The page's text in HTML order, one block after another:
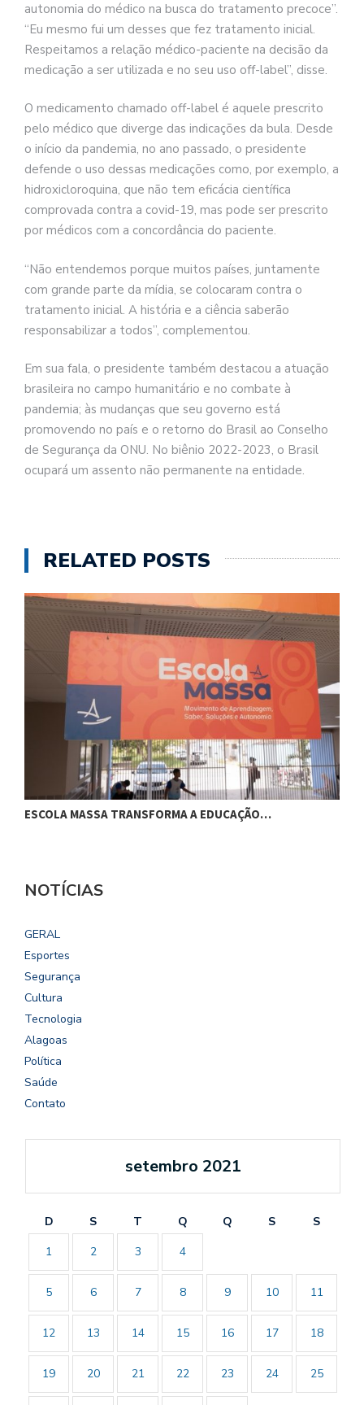
autonomia do médico na busca do tratamento precoce”.
“Eu mesmo fui um desses que fez tratamento inicial.
Respeitamos a relação médico-paciente na decisão da
medicação a ser utilizada e no seu uso off-label”, disse.
O medicamento chamado off-label é aquele prescrito
pelo médico que diverge das indicações da bula. Desde
o início da pandemia, no ano passado, o presidente
defende o uso dessas medicações como, por exemplo, a
hidroxicloroquina, que não tem eficácia científica
comprovada contra a covid-19, mas pode ser prescrito
por médicos com a concordância do paciente.
“Não entendemos porque muitos países, juntamente
com grande parte da mídia, se colocaram contra o
tratamento inicial. A história e a ciência saberão
responsabilizar a todos”, complementou.
Em sua fala, o presidente também destacou a atuação
brasileira no campo humanitário e no combate à
pandemia; às mudanças que seu governo está
promovendo no país e o retorno do Brasil ao Conselho
de Segurança da ONU. No biênio 2022-2023, o Brasil
ocupará um assento não permanente na entidade.
RELATED POSTS
ESCOLA MASSA TRANSFORMA A EDUCAÇÃO…
NOTÍCIAS
GERAL
Esportes
Segurança
Cultura
Tecnologia
Alagoas
Política
Saúde
Contato
setembro 2021
D S T Q Q S
S
1
2 3 4
5 6 7 8 9 10 11
12 13 14 15 16 17 18
19 20 21 22 23 24 25